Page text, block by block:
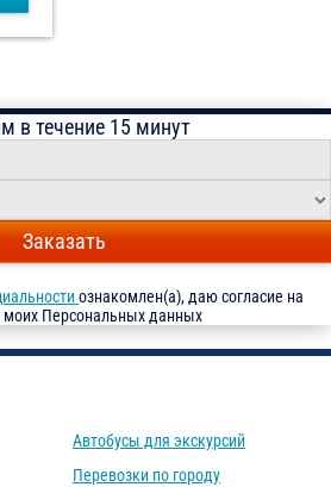
в течение 15 минут
Заказать
ознакомлен(а), даю согласие на
моих Персональных данных
Автобусы для экскурсий
Перевозки по городу